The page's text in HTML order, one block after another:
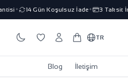
✦ 14 Gün Koşulsuz İade✦ 3 Taksit
TR
Blog İletişim